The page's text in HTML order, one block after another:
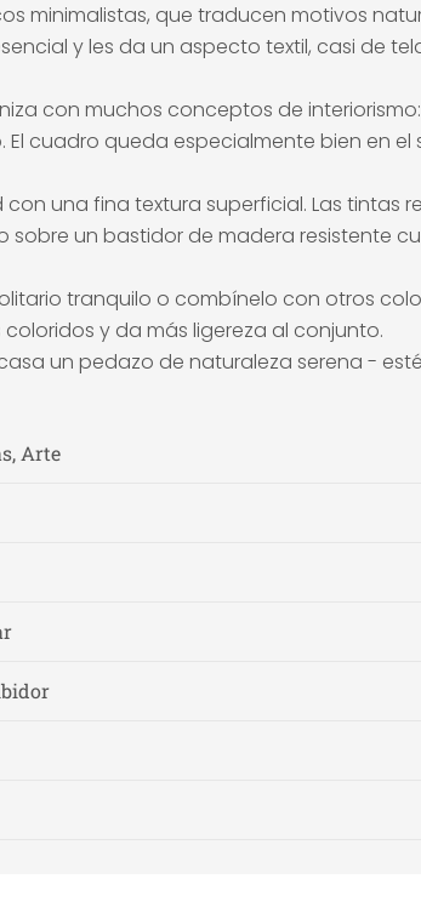
minimalistas, que traducen motivos
y les da un aspecto textil, casi de
con muchos conceptos de
cuadro queda especialmente bien en
una fina textura superficial. Las tintas
sobre un bastidor de madera resistente
tranquilo o combínelo con otros
y da más ligereza al conjunto.
un pedazo de naturaleza serena -
Arte